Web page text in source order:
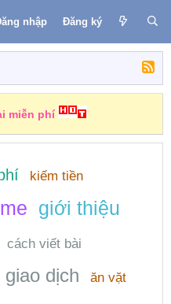
nhập Đăng ký
miễn phí
kiếm tiền
giới thiệu
cách viết bài
giao dịch ăn vặt